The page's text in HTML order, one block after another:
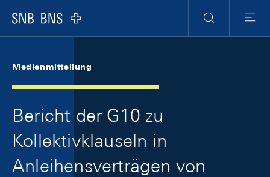
Logo
Suche
Menu
Medienmitteilung
Bericht der G10 zu
Kollektivklauseln in
Anleihensverträgen von